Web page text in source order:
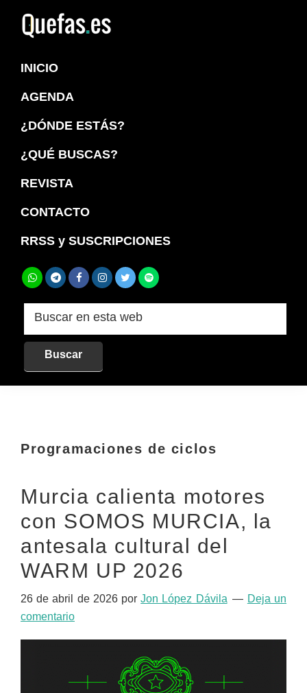
navegación
principal
principal
INICIO
AGENDA
¿DÓNDE ESTÁS?
¿QUÉ BUSCAS?
REVISTA
CONTACTO
RRSS y SUSCRIPCIONES
Buscar
web
Programaciones de ciclos
Murcia calienta motores
con SOMOS MURCIA, la
antesala cultural del
WARM UP 2026
26 de abril de 2026porJon López Dávila
Deja un
comentario